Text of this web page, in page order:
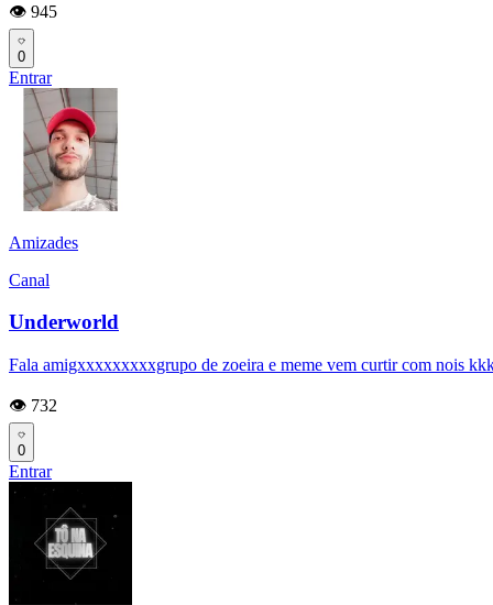
👁️ 945
0
Entrar
Amizades
Canal
Underworld
Fala amigxxxxxxxxxgrupo de zoeira e meme vem curtir com nois
👁️ 732
0
Entrar